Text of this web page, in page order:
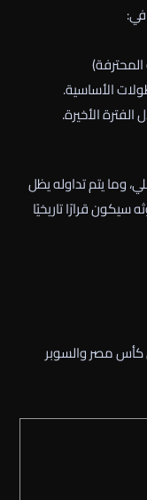
في:
المحترفة)
الأساسية.
الأخيرة.
وما يتم تداوله يظل
سيكون قرارًا تاريخيًا
كأس مصر والسوبر